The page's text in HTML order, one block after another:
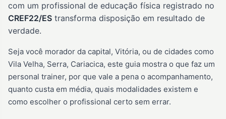
com um profissional de educação física registrado no
CREF22/ES transforma disposição em resultado de
verdade.
Seja você morador da capital, Vitória, ou de cidades como
Vila Velha, Serra, Cariacica, este guia mostra o que faz um
personal trainer, por que vale a pena o acompanhamento,
quanto custa em média, quais modalidades existem e
como escolher o profissional certo sem errar.